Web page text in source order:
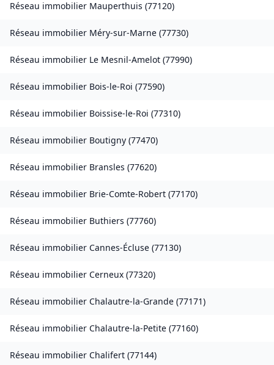
Réseau immobilier Mauperthuis (77120)
Réseau immobilier Méry-sur-Marne (77730)
Réseau immobilier Le Mesnil-Amelot (77990)
Réseau immobilier Bois-le-Roi (77590)
Réseau immobilier Boissise-le-Roi (77310)
Réseau immobilier Boutigny (77470)
Réseau immobilier Bransles (77620)
Réseau immobilier Brie-Comte-Robert (77170)
Réseau immobilier Buthiers (77760)
Réseau immobilier Cannes-Écluse (77130)
Réseau immobilier Cerneux (77320)
Réseau immobilier Chalautre-la-Grande (77171)
Réseau immobilier Chalautre-la-Petite (77160)
Réseau immobilier Chalifert (77144)